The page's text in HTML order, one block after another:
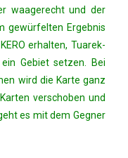
waagerecht und der
gewürfelten Ergebnis
erhalten, Tuarek-
Gebiet setzen. Bei
wird die Karte ganz
verschoben und
es mit dem Gegner